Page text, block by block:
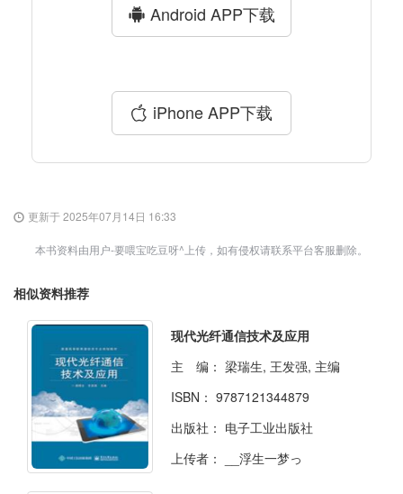
Android APP下载
iPhone APP下载
更新于 2025年07月14日 16:33
本书资料由用户-要喂宝吃豆呀^上传，如有侵权请联系平台客服删除。
相似资料推荐
现代光纤通信技术及应用
主 编： 梁瑞生, 王发强, 主编
ISBN： 9787121344879
出版社： 电子工业出版社
上传者：
__浮生一梦っ